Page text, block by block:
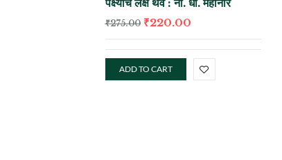
पक्ष्यांचे लक्ष थवे : ना. धों. महानोर
₹275.00 ₹220.00
ADD TO CART